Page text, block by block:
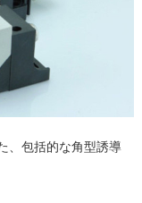
、包括的な角型誘導